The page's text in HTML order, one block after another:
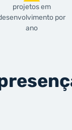
projetos em
por
ano